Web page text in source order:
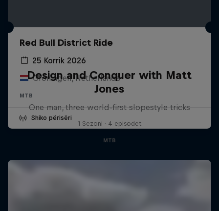
Red Bull District Ride
25 Korrik 2026
Groningen, Netherlands
MTB
Shiko përisëri
Design and Conquer with Matt
Jones
One man, three world-first slopestyle tricks
1 Sezoni · 4 episodet
MTB